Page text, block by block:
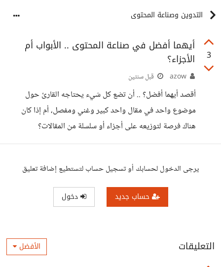
التدوين وصناعة المحتوى
3
أيهما أفضل في صناعة المحتوى .. الأبواب أم
الأجزاء؟
قبل سنتين
أقصد أيهما أفضل؟ .. أن تضع كل شيء يحتاجه القارئ حول
موضوع واحد في مقال واحد كبير وغني ومفصل، أم إذا كان
هناك فرصة لتوزيعه على أجزاء أو سلسلة من المقالات؟
يرجى الدخول لحسابك أو تسجيل حساب لتستطيع إضافة تعليق
حساب جديد دخول
التعليقات الأفضل